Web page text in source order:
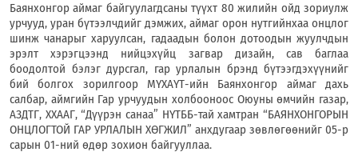
Баянхонгор аймаг байгуулагдсаны түүхт 80 жилийн ойд зориулж
урчууд, уран бүтээлчдийг дэмжих, аймаг орон нутгийнхаа онцлог
шинж чанарыг харуулсан, гадаадын болон дотоодын жуулчдын
эрэлт хэрэгцээнд нийцэхүйц загвар дизайн, сав баглаа
боодолтой бэлэг дурсгал, гар урлалын брэнд бүтээгдэхүүнийг
бий болгох зорилгоор МҮХАҮТ-ийн Баянхонгор аймаг дахь
салбар, аймгийн Гар урчуудын холбооноос Оюуны өмчийн газар,
АЗДТГ, ХХААГ, “Дүүрэн санаа” НҮТББ-тай хамтран “БАЯНХОНГОРЫН
ОНЦЛОГТОЙ ГАР УРЛАЛЫН ХӨГЖИЛ” анхдугаар зөвлөгөөнийг 05-р
сарын 01-ний өдөр зохион байгууллаа.